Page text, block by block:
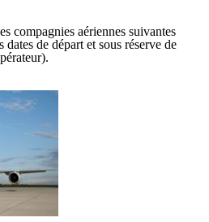
compagnies aériennes suivantes
de départ et sous réserve de